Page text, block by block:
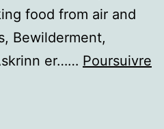
food from air and
Bewilderment,
er…… Poursuivre